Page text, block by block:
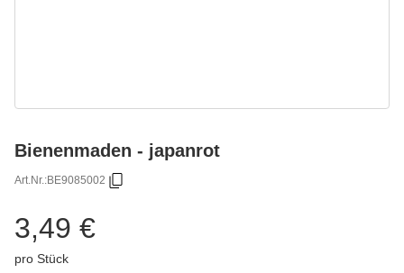
Bienenmaden - japanrot
Art.Nr.:BE9085002
3,49 €
pro Stück